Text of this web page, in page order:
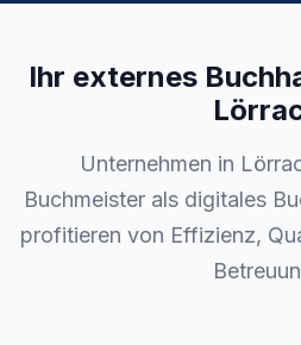
Ihr externes
Unternehmen in
Buchmeister als digitales
profitieren von Effizienz,